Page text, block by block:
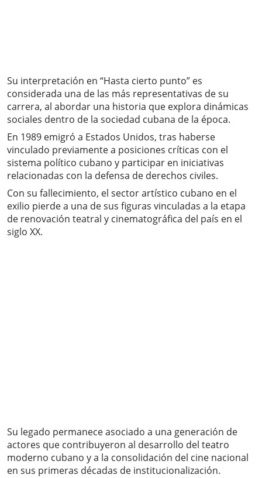
Su interpretación en “Hasta cierto punto” es
considerada una de las más representativas de su
carrera, al abordar una historia que explora dinámicas
sociales dentro de la sociedad cubana de la época.
En 1989 emigró a Estados Unidos, tras haberse
vinculado previamente a posiciones críticas con el
sistema político cubano y participar en iniciativas
relacionadas con la defensa de derechos civiles.
Con su fallecimiento, el sector artístico cubano en el
exilio pierde a una de sus figuras vinculadas a la etapa
de renovación teatral y cinematográfica del país en el
siglo XX.
Su legado permanece asociado a una generación de
actores que contribuyeron al desarrollo del teatro
moderno cubano y a la consolidación del cine nacional
en sus primeras décadas de institucionalización.